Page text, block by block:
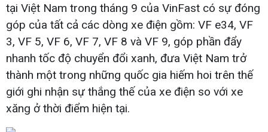
tại Việt Nam trong tháng 9 của VinFast có sự đóng
góp của tất cả các dòng xe điện gồm: VF e34, VF
3, VF 5, VF 6, VF 7, VF 8 và VF 9, góp phần đẩy
nhanh tốc độ chuyển đổi xanh, đưa Việt Nam trở
thành một trong những quốc gia hiếm hoi trên thế
giới ghi nhận sự thắng thế của xe điện so với xe
xăng ở thời điểm hiện tại.